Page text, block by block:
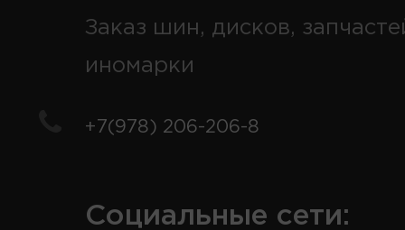
Заказ шин, дисков,
иномарки
+7(978) 206-206-8
Социальные сети: